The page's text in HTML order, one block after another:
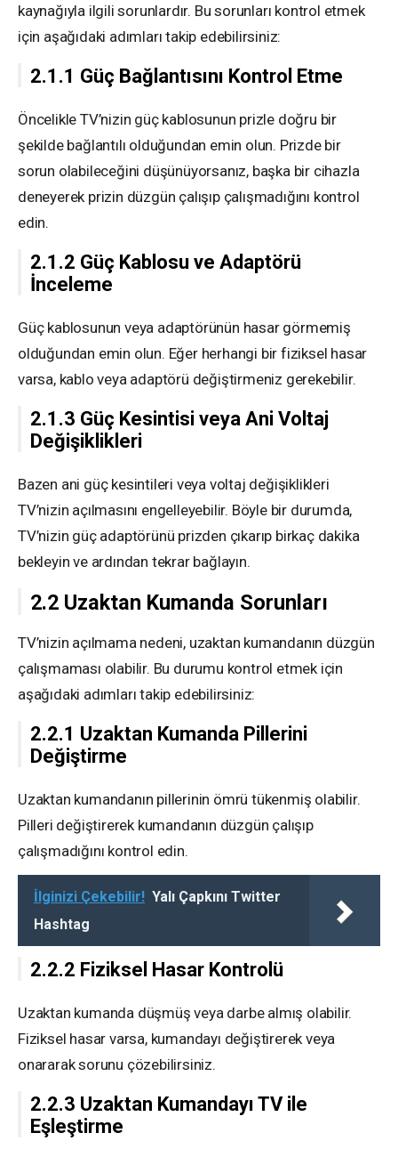
kaynağıyla ilgili sorunlardır. Bu sorunları kontrol etmek
için aşağıdaki adımları takip edebilirsiniz:
2.1.1 Güç Bağlantısını Kontrol Etme
Öncelikle TV’nizin güç kablosunun prizle doğru bir
şekilde bağlantılı olduğundan emin olun. Prizde bir
sorun olabileceğini düşünüyorsanız, başka bir cihazla
deneyerek prizin düzgün çalışıp çalışmadığını kontrol
edin.
2.1.2 Güç Kablosu ve Adaptörü
İnceleme
Güç kablosunun veya adaptörünün hasar görmemiş
olduğundan emin olun. Eğer herhangi bir fiziksel hasar
varsa, kablo veya adaptörü değiştirmeniz gerekebilir.
2.1.3 Güç Kesintisi veya Ani Voltaj
Değişiklikleri
Bazen ani güç kesintileri veya voltaj değişiklikleri
TV’nizin açılmasını engelleyebilir. Böyle bir durumda,
TV’nizin güç adaptörünü prizden çıkarıp birkaç dakika
bekleyin ve ardından tekrar bağlayın.
2.2 Uzaktan Kumanda Sorunları
TV’nizin açılmama nedeni, uzaktan kumandanın düzgün
çalışmaması olabilir. Bu durumu kontrol etmek için
aşağıdaki adımları takip edebilirsiniz:
2.2.1 Uzaktan Kumanda Pillerini
Değiştirme
Uzaktan kumandanın pillerinin ömrü tükenmiş olabilir.
Pilleri değiştirerek kumandanın düzgün çalışıp
çalışmadığını kontrol edin.
İlginizi Çekebilir! Yalı Çapkını Twitter
Hashtag
2.2.2 Fiziksel Hasar Kontrolü
Uzaktan kumanda düşmüş veya darbe almış olabilir.
Fiziksel hasar varsa, kumandayı değiştirerek veya
onararak sorunu çözebilirsiniz.
2.2.3 Uzaktan Kumandayı TV ile
Eşleştirme